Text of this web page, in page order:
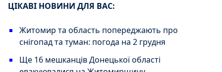
ЦІКАВІ НОВИНИ ДЛЯ ВАС:
Житомир та область попереджають про
снігопад та туман: погода на 2 грудня
Ще 16 мешканців Донецької області